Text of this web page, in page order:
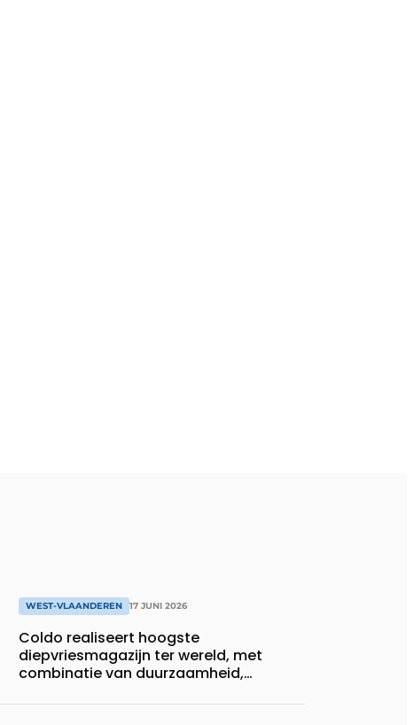
WEST-VLAANDEREN 17 JUNI 2026
Coldo realiseert hoogste
diepvriesmagazijn ter wereld, met
combinatie van duurzaamheid,